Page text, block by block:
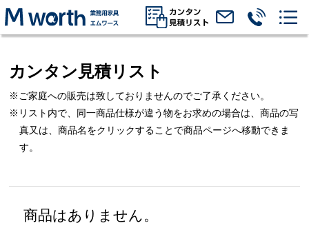
カンタン見積リスト
※ご家庭への販売は致しておりませんのでご了承ください。
※リスト内で、同一商品仕様が違う物をお求めの場合は、商品の写
真又は、商品名をクリックすることで商品ページへ移動できま
す。
商品はありません。